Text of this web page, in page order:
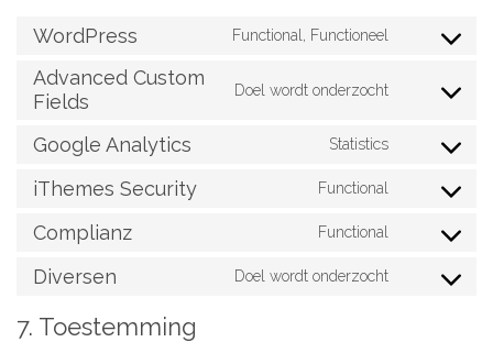
WordPress Functional, Functioneel
Consent
service
Advanced Custom
Fields
Doel wordt onderzocht
Consent
service
advanced-
Google Analytics Statistics
Consent
google-
iThemes Security Functional
Consent
ithemes-
Complianz Functional
Consent
Diversen Doel wordt onderzocht
Consent
7. Toestemming